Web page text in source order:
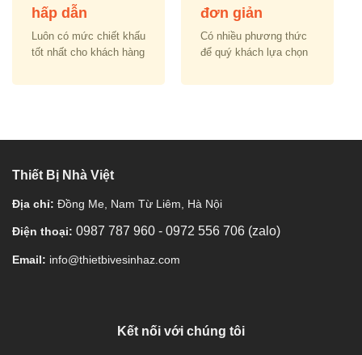
hấp dẫn
Luôn có mức chiết khấu
tốt nhất cho khách hàng
đơn giản
Có nhiều phương thức
để quý khách lựa chọn
Thiết Bị Nhà Việt
Địa chỉ: Đồng Me, Nam Từ Liêm, Hà Nội
Điện thoại: 0987 787 960 - 0972 556 706 (zalo)
Email: info@thietbivesinhaz.com
Kết nối với chúng tôi